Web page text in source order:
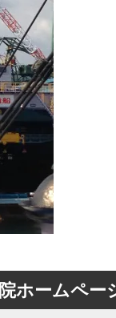
ホームペー